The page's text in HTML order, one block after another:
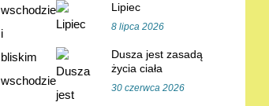
Lipiec
8 lipca 2026
Dusza jest zasadą
życia ciała
30 czerwca 2026